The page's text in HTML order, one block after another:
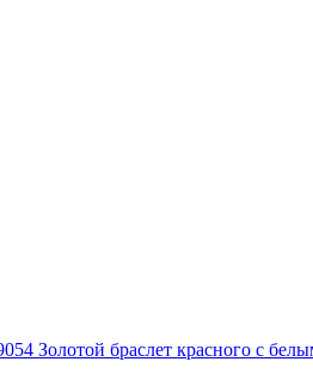
Золотой браслет красного с